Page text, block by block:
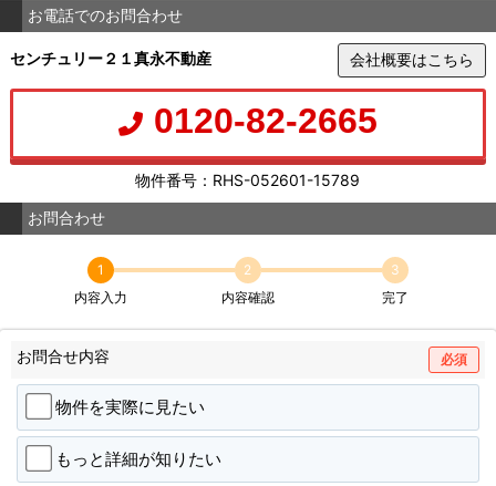
お電話でのお問合わせ
センチュリー２１真永不動産 会社概要はこちら
0120-82-2665
物件番号：RHS-052601-15789
お問合わせ
1
内容入力
2
内容確認
3
完了
お問合せ内容 必須
物件を実際に見たい
もっと詳細が知りたい